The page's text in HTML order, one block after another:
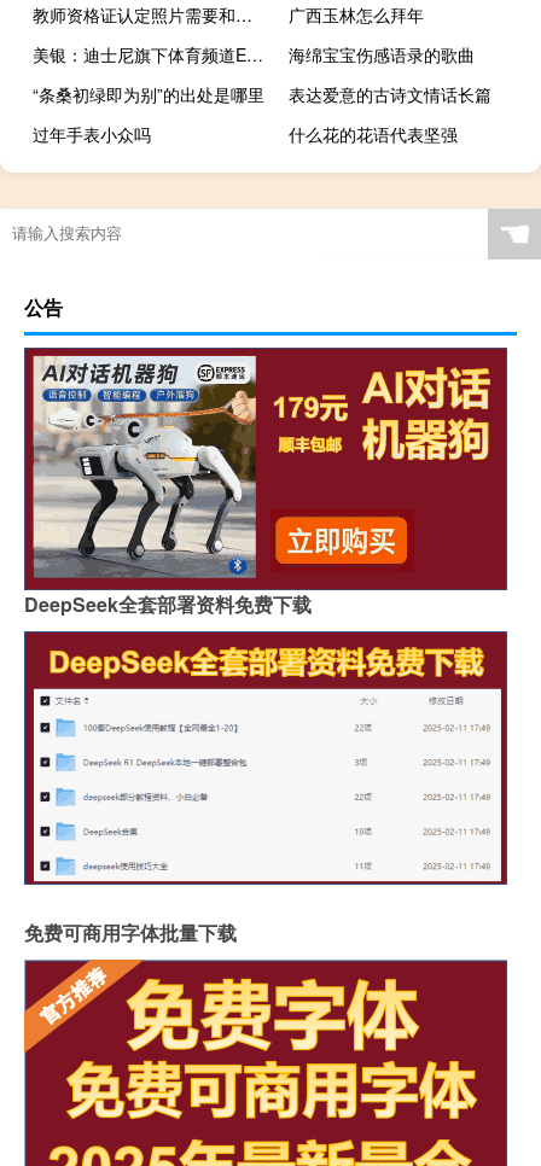
教师资格证认定照片需要和考试照片一样吗
广西玉林怎么拜年
美银：迪士尼旗下体育频道ESPN估值可达240亿美元 或吸引苹果等公司入股
海绵宝宝伤感语录的歌曲
“条桑初绿即为别”的出处是哪里
表达爱意的古诗文情话长篇
过年手表小众吗
什么花的花语代表坚强
☚
公告
DeepSeek全套部署资料免费下载
免费可商用字体批量下载